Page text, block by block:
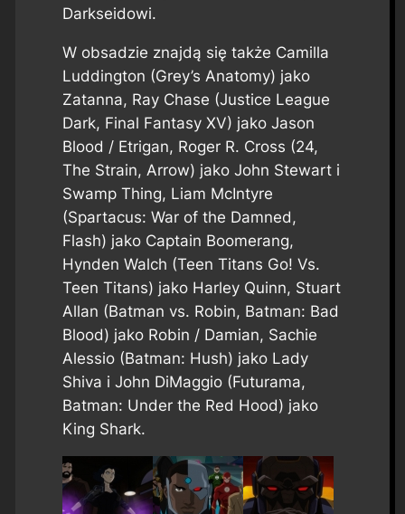
Darkseidowi.
W obsadzie znajdą się także Camilla
Luddington (Grey’s Anatomy) jako
Zatanna, Ray Chase (Justice League
Dark, Final Fantasy XV) jako Jason
Blood / Etrigan, Roger R. Cross (24,
The Strain, Arrow) jako John Stewart i
Swamp Thing, Liam McIntyre
(Spartacus: War of the Damned,
Flash) jako Captain Boomerang,
Hynden Walch (Teen Titans Go! Vs.
Teen Titans) jako Harley Quinn, Stuart
Allan (Batman vs. Robin, Batman: Bad
Blood) jako Robin / Damian, Sachie
Alessio (Batman: Hush) jako Lady
Shiva i John DiMaggio (Futurama,
Batman: Under the Red Hood) jako
King Shark.